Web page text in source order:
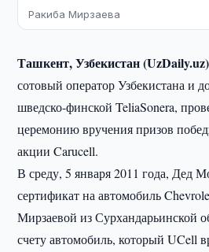
Ракиба Мирзаева
Ташкент, Узбекистан
сотовый оператор Узбекистана и
шведско-финской TeliaSonera,
церемонию вручения призов
акции Carucell.
В среду, 5 января 2011 года, Дед
сертификат на автомобиль
Мирзаевой из Сурхандарьинской
счету автомобиль, который UCell